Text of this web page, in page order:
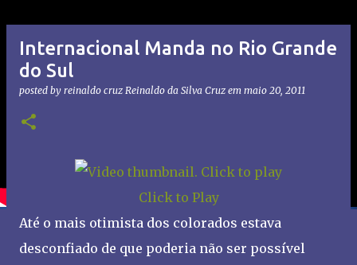
Internacional Manda no Rio Grande
do Sul
posted by reinaldo cruz Reinaldo da Silva Cruz em maio 20, 2011
Click to Play
Até o mais otimista dos colorados estava
desconfiado de que poderia não ser possível